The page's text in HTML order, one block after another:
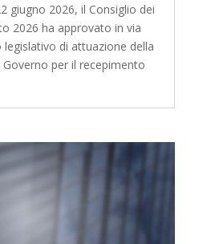
giugno 2026, il Consiglio dei
2026 ha approvato in via
di attuazione della
per il recepimento